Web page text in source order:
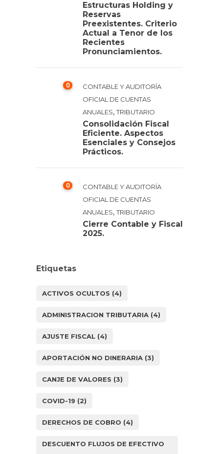
Estructuras Holding y
Reservas
Preexistentes. Criterio
Actual a Tenor de los
Recientes
Pronunciamientos.
0
CONTABLE Y AUDITORÍA
OFICIAL DE CUENTAS
ANUALES,TRIBUTARIO
Consolidación Fiscal
Eficiente. Aspectos
Esenciales y Consejos
Prácticos.
0
CONTABLE Y AUDITORÍA
OFICIAL DE CUENTAS
ANUALES,TRIBUTARIO
Cierre Contable y Fiscal
2025.
Etiquetas
ACTIVOS OCULTOS (4)
ADMINISTRACION TRIBUTARIA (4)
AJUSTE FISCAL (4)
APORTACIÓN NO DINERARIA (3)
CANJE DE VALORES (3)
COVID-19 (2)
DERECHOS DE COBRO (4)
DESCUENTO FLUJOS DE EFECTIVO